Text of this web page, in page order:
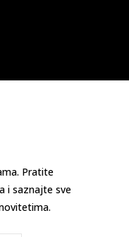
Pratite
i saznajte sve